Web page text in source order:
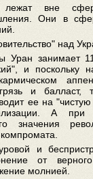
лежат вне
Они в
над
Уран занимает
и поскольку
грязь и
ее на "чистую
А
значения
и
от
молнией.